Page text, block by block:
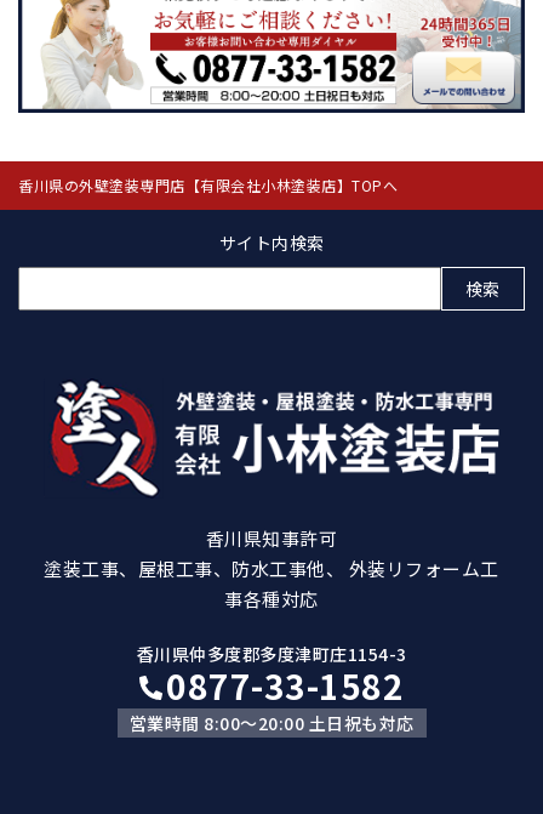
香川県の外壁塗装専門店【有限会社小林塗装店】TOPへ
サイト内検索
索:
香川県知事許可
塗装工事、屋根工事、防水工事他、 外装リフォーム工
事各種対応
香川県仲多度郡多度津町庄1154-3
0877-33-1582
営業時間 8:00～20:00 土日祝も対応